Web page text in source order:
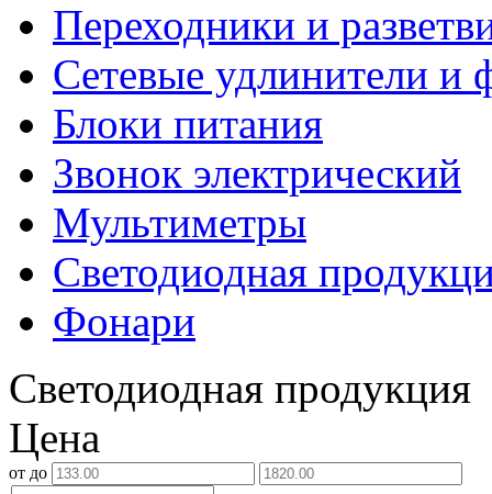
Переходники и
Сетевые удлинители и
Блоки питания
Звонок электрический
Мультиметры
Светодиодная
Фонари
Светодиодная продукция
Цена
от до